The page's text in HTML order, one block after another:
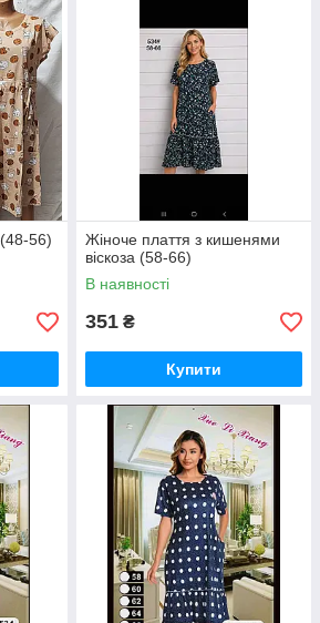
56)
Жіноче плаття з кишенями
віскоза (58-66)
В наявності
351 ₴
Купити